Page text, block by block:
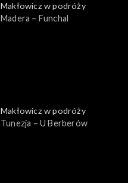
Makłowicz w podróży
Madera – Funchal
Makłowicz w podróży
Tunezja – U Berberów